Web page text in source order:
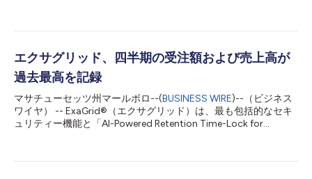
り、ソフトウエア・バージョン8.1のリリースを発表しました。
への対応 S3プロトコルを使用します。 「Cohesity CloudArchive
Direct」に対応します。 エクサグリッドは、Cohesityで重複排除
済みのデータをさらに重複排除し、ストレージ使用量を半減しま
す。 エクサグリッドは、「Cohesity NetBackup」と連携し、
NetBackupとDataProtectが混在する環境に対応します。 NFSデ
ータの転送中暗号化 この機能は、NFSデータの転送中暗号化に対
応するバックアップ・アプリケーションで利用できます。 エク
エクサグリッド、四半期の受注額および売上高が
過去最高を記録
マサチューセッツ州マールボロ--(BUSINESS WIRE)--（ビジネス
ワイヤ） -- ExaGrid®（エクサグリッド）は、最も包括的なセキ
ュリティー機能と「AI-Powered Retention Time-Lock for
Storage（階層型バックアップ・ストレージ）」を提供する、世